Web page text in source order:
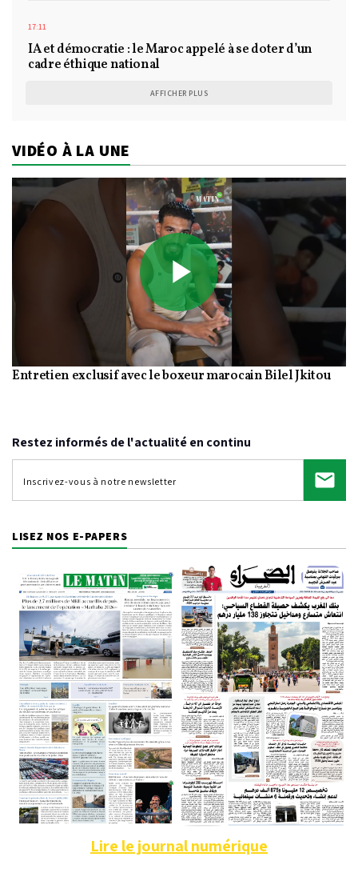
17:11
IA et démocratie : le Maroc appelé à se doter d’un
cadre éthique national
AFFICHER PLUS
VIDÉO À LA UNE
Play
Video
Entretien exclusif avec le boxeur marocain Bilel Jkitou
Restez informés de l'actualité en continu
LISEZ NOS E-PAPERS
Lire le journal numérique